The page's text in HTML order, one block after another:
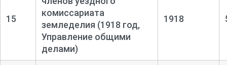
15
комиссариата
земледелия (1918 год,
Управление общими
делами)
1918